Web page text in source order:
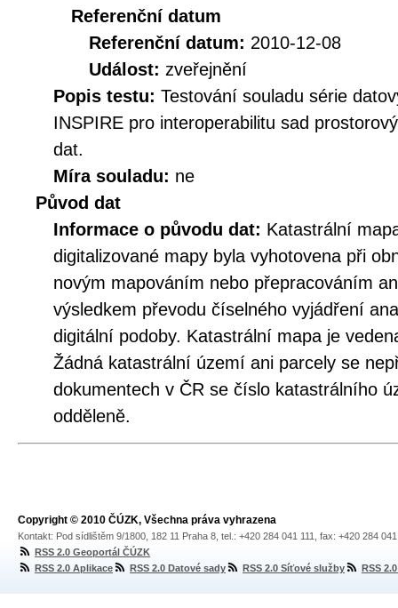
Referenční datum
Referenční datum: 2010-12-08
Událost: zveřejnění
Popis testu: Testování souladu série
INSPIRE pro interoperabilitu sad
dat.
Míra souladu: ne
Původ dat
Informace o původu dat: Katastrální
digitalizované mapy byla vyhotovena při
novým mapováním nebo přepracováním
výsledkem převodu číselného vyjádření
digitální podoby. Katastrální mapa je
Žádná katastrální území ani parcely se
dokumentech v ČR se číslo katastrálního
odděleně.
Copyright © 2010 ČÚZK, Všechna práva vyhrazena
Kontakt: Pod sídlištěm 9/1800, 182 11 Praha 8, tel.: +420 284 041 111, fax: +420 284
RSS 2.0 Geoportál ČÚZK
RSS 2.0 Aplikace
RSS 2.0 Datové sady RSS 2.0 Síťové služby RSS